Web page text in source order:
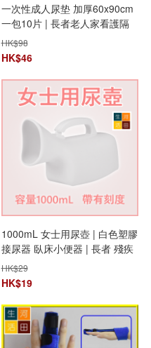
一次性成人尿垫 加厚60x90cm
一包10片 | 長者老人家看護隔
尿片
HK$98
HK$46
1000mL 女士用尿壺 | 白色塑膠
接尿器 臥床小便器 | 長者 殘疾
人士用
HK$29
HK$19